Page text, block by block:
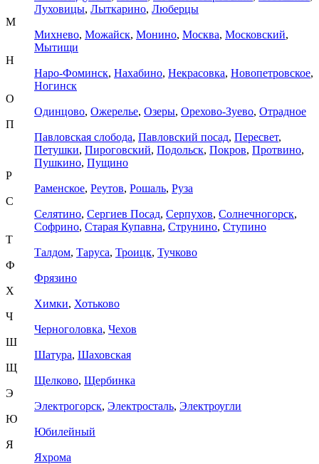
Луховицы, Лыткарино, Люберцы
М
Михнево, Можайск, Монино, Москва, Московский,
Мытищи
Н
Наро-Фоминск, Нахабино, Некрасовка, Новопетровское,
Ногинск
О
Одинцово, Ожерелье, Озеры, Орехово-Зуево, Отрадное
П
Павловская слобода, Павловский посад, Пересвет,
Петушки, Пироговский, Подольск, Покров, Протвино,
Пушкино, Пущино
Р
Раменское, Реутов, Рошаль, Руза
С
Селятино, Сергиев Посад, Серпухов, Солнечногорск,
Софрино, Старая Купавна, Струнино, Ступино
Т
Талдом, Таруса, Троицк, Тучково
Ф
Фрязино
Х
Химки, Хотьково
Ч
Черноголовка, Чехов
Ш
Шатура, Шаховская
Щ
Щелково, Щербинка
Э
Электрогорск, Электросталь, Электроугли
Ю
Юбилейный
Я
Яхрома